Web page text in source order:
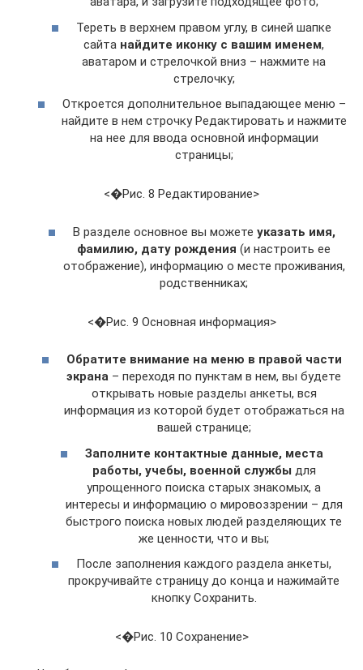
Тереть в верхнем правом углу, в синей шапке
сайта найдите иконку с вашим именем,
аватаром и стрелочкой вниз – нажмите на
стрелочку;
Откроется дополнительное выпадающее меню –
найдите в нем строчку Редактировать и нажмите
на нее для ввода основной информации
страницы;
<�Рис. 8 Редактирование>
В разделе основное вы можете указать имя,
фамилию, дату рождения (и настроить ее
отображение), информацию о месте проживания,
родственниках;
<�Рис. 9 Основная информация>
Обратите внимание на меню в правой части
экрана – переходя по пунктам в нем, вы будете
открывать новые разделы анкеты, вся
информация из которой будет отображаться на
вашей странице;
Заполните контактные данные, места
работы, учебы, военной службы для
упрощенного поиска старых знакомых, а
интересы и информацию о мировоззрении – для
быстрого поиска новых людей разделяющих те
же ценности, что и вы;
После заполнения каждого раздела анкеты,
прокручивайте страницу до конца и нажимайте
кнопку Сохранить.
<�Рис. 10 Сохранение>